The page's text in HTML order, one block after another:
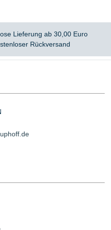
Lieferung ab 30,00 Euro
Rückversand